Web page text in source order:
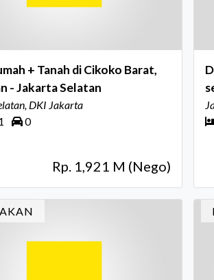
+ Tanah di Cikoko Barat,
- Jakarta Selatan
DKI Jakarta
0
Rp. 1,921 M (Nego)